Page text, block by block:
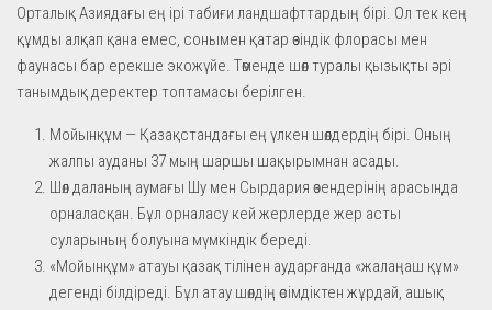
Орталық Азиядағы ең ірі табиғи ландшафттардың бірі. Ол тек кең
құмды алқап қана емес, сонымен қатар өзіндік флорасы мен
фаунасы бар ерекше экожүйе. Төменде шөл туралы қызықты әрі
танымдық деректер топтамасы берілген.
Мойынқұм — Қазақстандағы ең үлкен шөлдердің бірі. Оның
жалпы ауданы 37 мың шаршы шақырымнан асады.
Шөл даланың аумағы Шу мен Сырдария өзендерінің арасында
орналасқан. Бұл орналасу кей жерлерде жер асты
суларының болуына мүмкіндік береді.
«Мойынқұм» атауы қазақ тілінен аударғанда «жалаңаш құм»
дегенді білдіреді. Бұл атау шөлдің өсімдіктен жұрдай, ашық